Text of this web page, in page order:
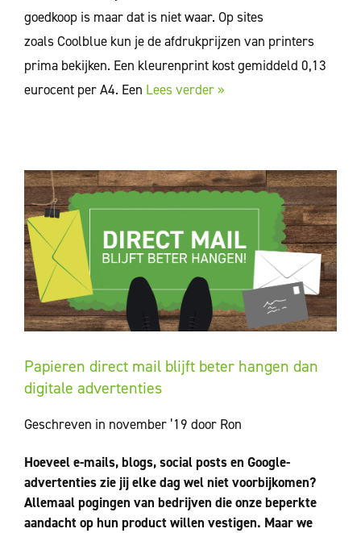
goedkoop is maar dat is niet waar. Op sites
zoals Coolblue kun je de afdrukprijzen van printers
prima bekijken. Een kleurenprint kost gemiddeld 0,13
eurocent per A4. Een Lees verder »
Papieren direct mail blijft beter hangen dan
digitale advertenties
Geschreven in november ’19 door Ron
Hoeveel e-mails, blogs, social posts en Google-
advertenties zie jij elke dag wel niet voorbijkomen?
Allemaal pogingen van bedrijven die onze beperkte
aandacht op hun product willen vestigen. Maar we